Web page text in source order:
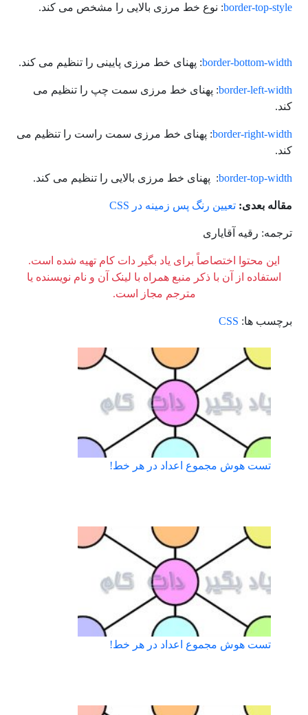
border-top-style: نوع خط مرزی بالایی را مشخص می کند.
border-bottom-width: پهنای خط مرزی پایینی را تنظیم می کند.
border-left-width: پهنای خط مرزی سمت چپ را تنظیم می
کند.
border-right-width: پهنای خط مرزی سمت راست را تنظیم می
کند.
border-top-width: پهنای خط مرزی بالایی را تنظیم می کند.
مقاله بعدی: تعیین رنگ پس زمینه در CSS
ترجمه: رقیه آقایاری
این محتوا اختصاصاً برای یاد بگیر دات کام تهیه شده است.
استفاده از آن با ذکر منبع همراه با لینک آن و نام نویسنده یا
مترجم مجاز است.
برچسب ها: CSS
تست هوش مجموع اعداد در هر خط!
تست هوش مجموع اعداد در هر خط!